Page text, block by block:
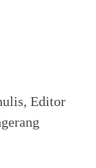
Editor